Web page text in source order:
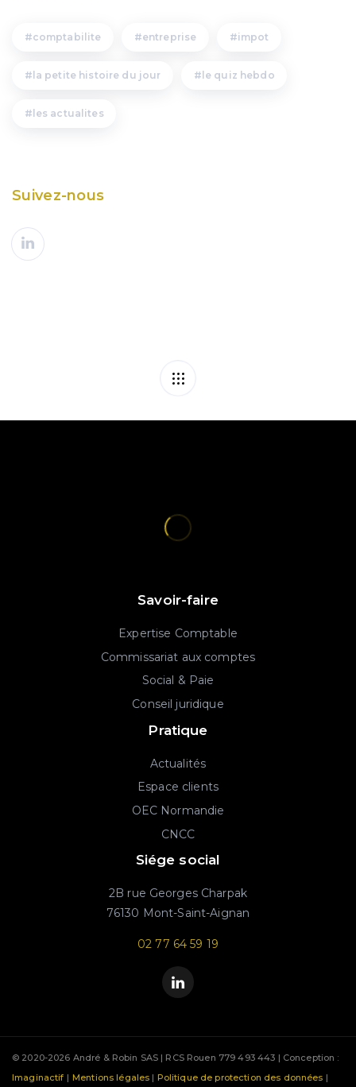
comptabilite entreprise impot
la petite histoire du jour le quiz hebdo
les actualites
Suivez-nous
Savoir-faire
Expertise Comptable
Commissariat aux comptes
Social & Paie
Conseil juridique
Pratique
Actualités
Espace clients
OEC Normandie
CNCC
Siége social
2B rue Georges Charpak
76130 Mont-Saint-Aignan
02 77 64 59 19
© 2020-2026 André & Robin SAS | RCS Rouen 779 493 443 | Conception :
Imaginactif | Mentions légales | Politique de protection des données |